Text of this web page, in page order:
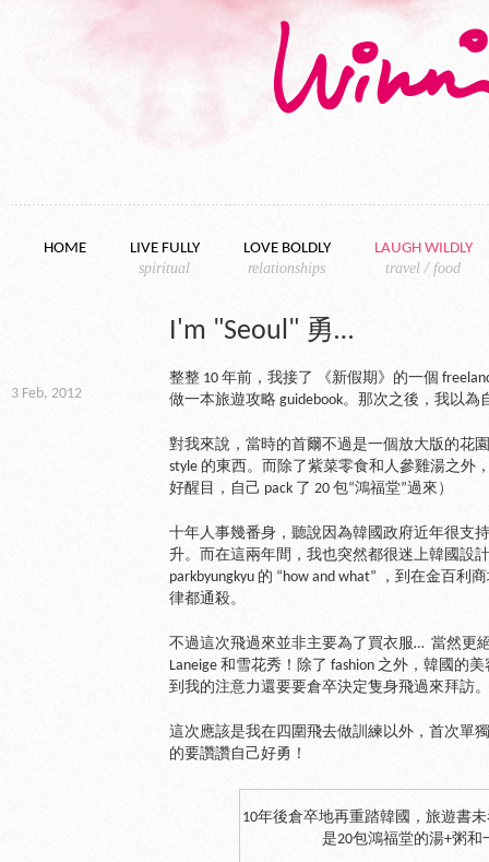
HOME
LIVE FULLY
spiritual
LOVE BOLDLY
relationships
LAUGH WILDLY
travel / food
3 Feb, 2012
I'm "Seoul" 勇…
整整 10 年前，我接了 《新假期》的一個
做一本旅遊攻略 guidebook。那次之後，我以為
對我來說，當時的首爾不過是一個放大版的花
style 的東西。而除了紫菜零食和人參雞湯之外
好醒目，自己 pack 了 20 包“鴻福堂”過來）
十年人事幾番身，聽說因為韓國政府近年很支
升。而在這兩年間，我也突然都很迷上韓國設
parkbyungkyu 的 “how and what” ，到在金百利
律都通殺。
不過這次飛過來並非主要為了買衣服… 當然更
Laneige 和雪花秀！除了 fashion 之外，韓國的
到我的注意力還要要倉卒決定隻身飛過來拜訪。
這次應該是我在四圍飛去做訓練以外，首次單
的要讚讚自己好勇！
10年後倉卒地再重踏韓國，旅遊書
是20包鴻福堂的湯+粥